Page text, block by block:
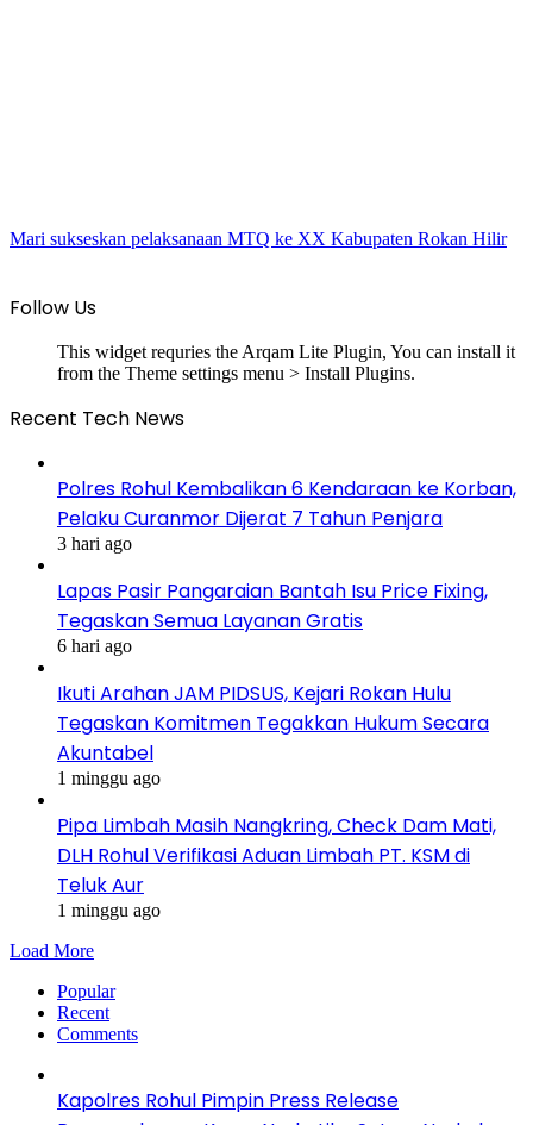
Mari sukseskan pelaksanaan MTQ ke XX Kabupaten Rokan Hilir
Follow Us
This widget requries the Arqam Lite Plugin, You can install it
from the Theme settings menu > Install Plugins.
Recent Tech News
Polres Rohul Kembalikan 6 Kendaraan ke Korban,
Pelaku Curanmor Dijerat 7 Tahun Penjara
3 hari ago
Lapas Pasir Pangaraian Bantah Isu Price Fixing,
Tegaskan Semua Layanan Gratis
6 hari ago
Ikuti Arahan JAM PIDSUS, Kejari Rokan Hulu
Tegaskan Komitmen Tegakkan Hukum Secara
Akuntabel
1 minggu ago
Pipa Limbah Masih Nangkring, Check Dam Mati,
DLH Rohul Verifikasi Aduan Limbah PT. KSM di
Teluk Aur
1 minggu ago
Load More
Popular
Recent
Comments
Kapolres Rohul Pimpin Press Release